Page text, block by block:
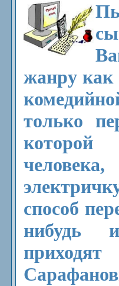
жанру как
только
способ
нибудь